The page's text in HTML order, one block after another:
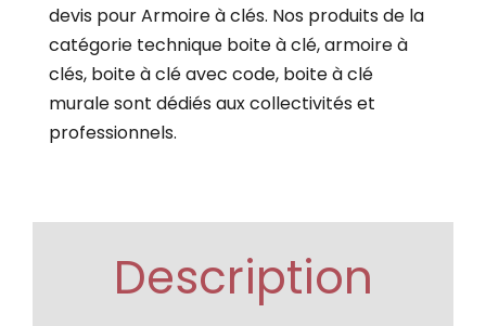
devis pour Armoire à clés. Nos produits de la
catégorie technique boite à clé, armoire à
clés, boite à clé avec code, boite à clé
murale sont dédiés aux collectivités et
professionnels.
Description